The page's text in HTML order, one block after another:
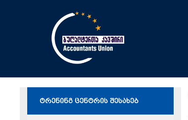
ტრენინგ ცენტრის შესახებ